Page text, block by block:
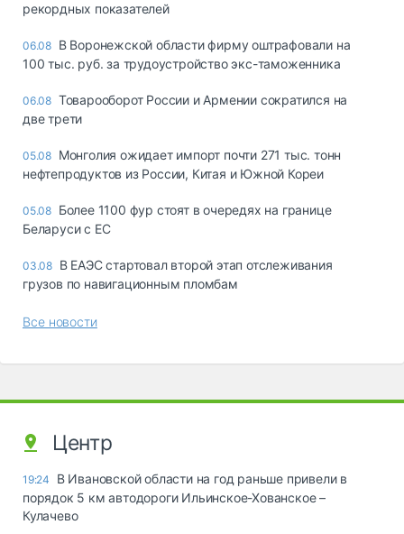
рекордных показателей
06.08 В Воронежской области фирму оштрафовали на
100 тыс. руб. за трудоустройство экс-таможенника
06.08 Товарооборот России и Армении сократился на
две трети
05.08 Монголия ожидает импорт почти 271 тыс. тонн
нефтепродуктов из России, Китая и Южной Кореи
05.08 Более 1100 фур стоят в очередях на границе
Беларуси с ЕС
03.08 В ЕАЭС стартовал второй этап отслеживания
грузов по навигационным пломбам
Все новости
Центр
19:24
В Ивановской области на год раньше привели в
порядок 5 км автодороги Ильинское-Хованское –
Кулачево